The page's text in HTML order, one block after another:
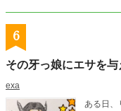
6
その牙っ娘にエサを
exa
ある日、